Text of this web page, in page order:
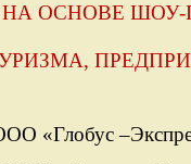
ОСНОВЕ
«Глобус